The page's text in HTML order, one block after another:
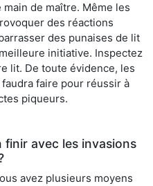
de maître. Même les
des réactions
des punaises de lit
initiative. Inspectez
lit. De toute évidence, les
faire pour réussir à
piqueurs.
finir avec les invasions
avez plusieurs moyens